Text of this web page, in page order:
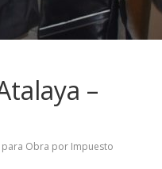
–
Obra por Impuesto